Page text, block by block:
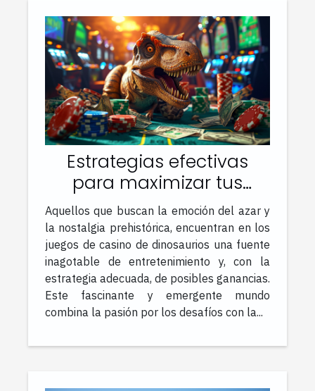
Estrategias efectivas
para maximizar tus
ganancias en juegos de
casino de dinosaurios
Aquellos que buscan la emoción del azar y
la nostalgia prehistórica, encuentran en los
juegos de casino de dinosaurios una fuente
inagotable de entretenimiento y, con la
estrategia adecuada, de posibles ganancias.
Este fascinante y emergente mundo
combina la pasión por los desafíos con la...